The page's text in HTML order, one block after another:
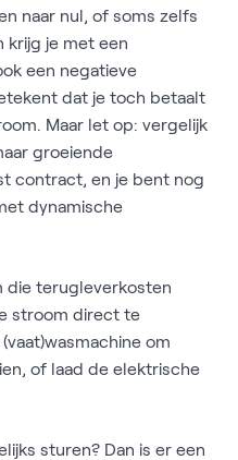
naar nul, of soms zelfs
krijg je met een
een negatieve
dat je toch betaalt
Maar let op: vergelijk
groeiende
contract, en je bent nog
dynamische
die terugleverkosten
stroom direct te
om
of laad de elektrische
sturen? Dan is er een